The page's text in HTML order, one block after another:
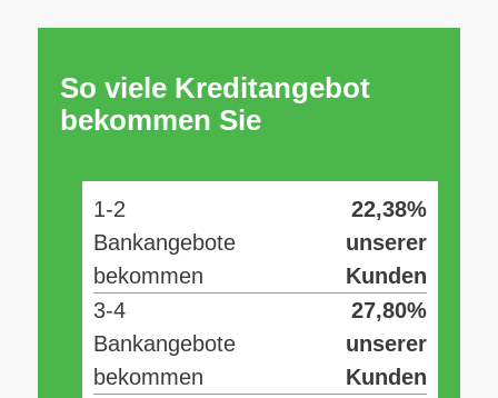
So viele Kreditangebot
bekommen Sie
1-2
Bankangebote
bekommen
22,38%
unserer
Kunden
3-4
Bankangebote
bekommen
27,80%
unserer
Kunden